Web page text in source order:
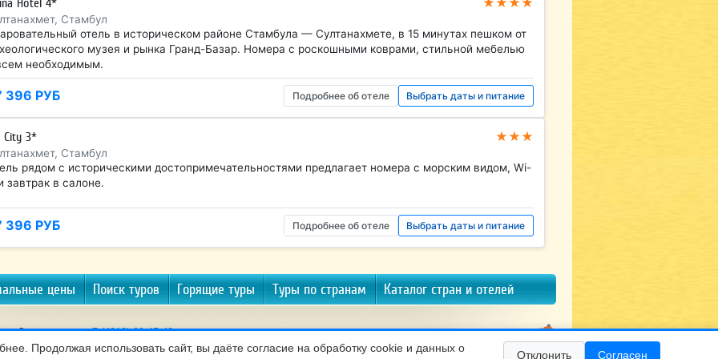
Hotel 4* ★★★★
Стамбул
отель в историческом районе Стамбула — Султанахмете, в 15 минутах пешком от
музея и рынка Гранд-Базар. Номера с роскошными коврами, стильной мебелью
необходимым.
396 РУБ Подробнее об отеле Выбрать даты и питание
City 3* ★★★
Стамбул
рядом с историческими достопримечательностями предлагает номера с морским видом, Wi-
завтрак в салоне.
396 РУБ Подробнее об отеле Выбрать даты и питание
цены Поиск туров Горящие туры Туры по странам Каталог стран и отелей
Звоните нам:+7 (4012) 99-45-40
Политика конфиденциальности |
Copyright © 2012–2025
ООО «БалтТур Калининград»
Мы используем cookie для улучшения работы сайта. Продолжая
Продолжая использовать сайт, вы даёте согласие на обработку cookie и данных о
Отклонить Согласен